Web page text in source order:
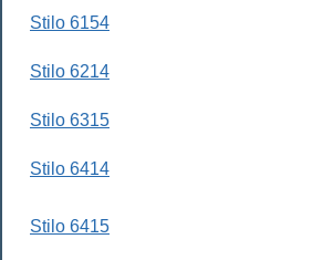
Stilo 6154
Stilo 6214
Stilo 6315
Stilo 6414
Stilo 6415